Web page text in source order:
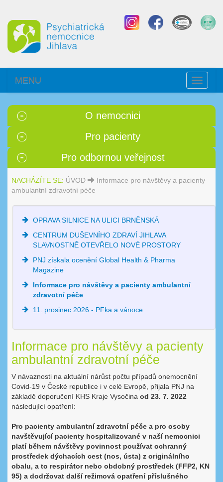
Toggle
MENU
O nemocnici
Pro pacienty
Pro odbornou veřejnost
NACHÁZÍTE SE: ÚVOD
Informace pro návštěvy a pacienty
ambulantní zdravotní péče
OPRAVA SILNICE NA ULICI BRNĚNSKÁ
CENTRUM DUŠEVNÍHO ZDRAVÍ JIHLAVA
SLAVNOSTNĚ OTEVŘELO NOVÉ PROSTORY
PNJ získala ocenění Global Health & Pharma
Magazine
Informace pro návštěvy a pacienty ambulantní
zdravotní péče
11. prosinec 2026 - PFka a vánoce
Informace pro návštěvy a pacienty
ambulantní zdravotní péče
V návaznosti na aktuální nárůst počtu případů onemocnění
Covid-19 v České republice i v celé Evropě, přijala PNJ na
základě doporučení KHS Kraje Vysočinaod 23. 7. 2022
následující opatření:
Pro pacienty ambulantní zdravotní péče a pro osoby
navštěvující pacienty hospitalizované v naší nemocnici
platí během návštěvy povinnost používat ochranný
prostředek dýchacích cest (nos, ústa) z originálního
obalu, a to respirátor nebo obdobný prostředek (FFP2, KN
95) a dodržovat další režimová opatření příslušného